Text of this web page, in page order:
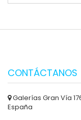
CONTÁCTANOS
Galerías Gran Vía
España